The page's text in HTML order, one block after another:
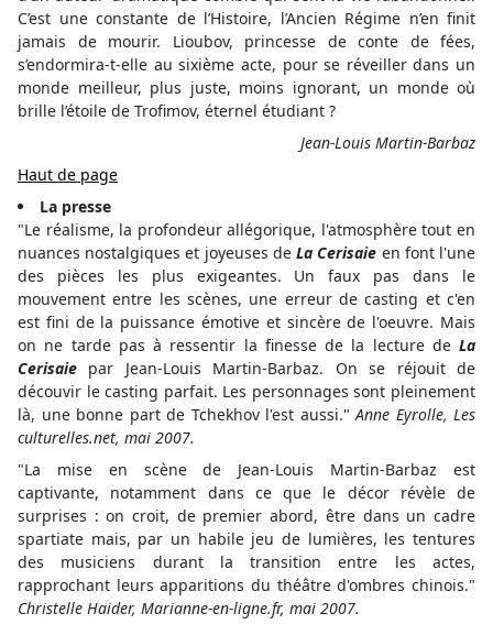
C’est une constante de l’Histoire, l’Ancien Régime n’en finit
jamais de mourir. Lioubov, princesse de conte de fées,
s’endormira-t-elle au sixième acte, pour se réveiller dans un
monde meilleur, plus juste, moins ignorant, un monde où
brille l’étoile de Trofimov, éternel étudiant ?
Jean-Louis Martin-Barbaz
Haut de page
La presse
"Le réalisme, la profondeur allégorique, l'atmosphère tout en
nuances nostalgiques et joyeuses deLa Cerisaie en font l'une
des pièces les plus exigeantes. Un faux pas dans le
mouvement entre les scènes, une erreur de casting et c'en
est fini de la puissance émotive et sincère de l'oeuvre. Mais
on ne tarde pas à ressentir la finesse de la lecture de La
Cerisaie par Jean-Louis Martin-Barbaz. On se réjouit de
découvir le casting parfait. Les personnages sont pleinement
là, une bonne part de Tchekhov l'est aussi."Anne Eyrolle, Les
culturelles.net, mai 2007.
"La mise en scène de Jean-Louis Martin-Barbaz est
captivante, notamment dans ce que le décor révèle de
surprises : on croit, de premier abord, être dans un cadre
spartiate mais, par un habile jeu de lumières, les tentures
des musiciens durant la transition entre les actes,
rapprochant leurs apparitions du théâtre d'ombres chinois."
Christelle Haider, Marianne-en-ligne.fr, mai 2007.